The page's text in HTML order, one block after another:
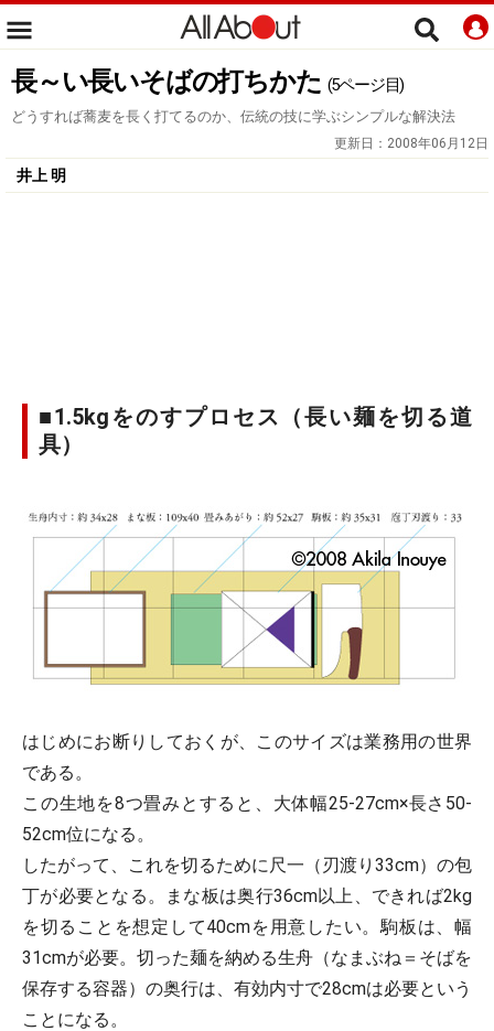
長～い長いそばの打ちかた (5ページ目)
どうすれば蕎麦を長く打てるのか、伝統の技に学ぶシンプルな解決法
更新日： 2008年06月12日
井上 明
■1.5kgをのすプロセス（長い麺を切る道
具）
はじめにお断りしておくが、このサイズは業務用の世界
である。
この生地を8つ畳みとすると、大体幅25-27cm×長さ50-
52cm位になる。
したがって、これを切るために尺一（刃渡り33cm）の包
丁が必要となる。まな板は奥行36cm以上、できれば2kg
を切ることを想定して40cmを用意したい。駒板は、幅
31cmが必要。切った麺を納める生舟（なまぶね＝そばを
保存する容器）の奥行は、有効内寸で28cmは必要という
ことになる。